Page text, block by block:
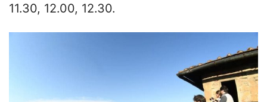
11.30, 12.00, 12.30.